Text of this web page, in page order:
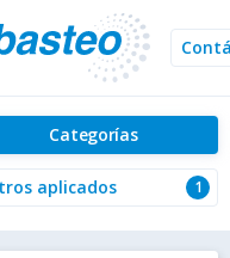
Categorías
1
aplicados